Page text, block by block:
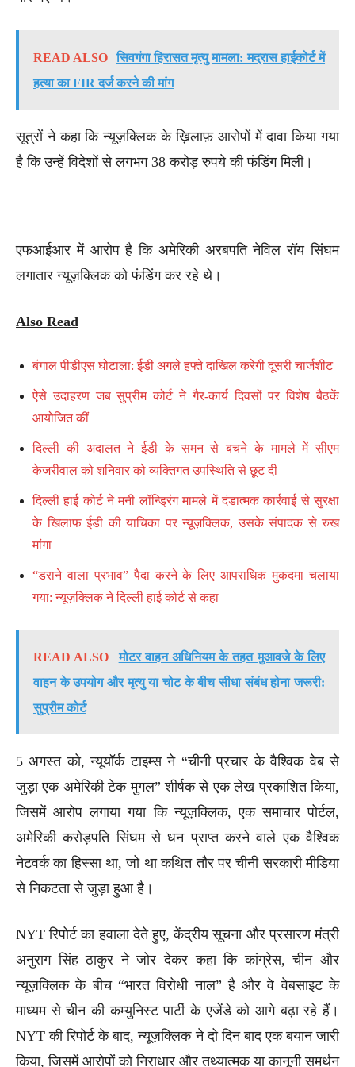
READ ALSO
सिवगंगा हिरासत मृत्यु मामला: मद्रास हाईकोर्ट में
हत्या का FIR दर्ज करने की मांग
सूत्रों ने कहा कि न्यूज़क्लिक के ख़िलाफ़ आरोपों में दावा किया गया
है कि उन्हें विदेशों से लगभग 38 करोड़ रुपये की फंडिंग मिली।
एफआईआर में आरोप है कि अमेरिकी अरबपति नेविल रॉय सिंघम
लगातार न्यूज़क्लिक को फंडिंग कर रहे थे।
Also Read
बंगाल पीडीएस घोटाला: ईडी अगले हफ्ते दाखिल करेगी दूसरी चार्जशीट
ऐसे उदाहरण जब सुप्रीम कोर्ट ने गैर-कार्य दिवसों पर विशेष बैठकें
आयोजित कीं
दिल्ली की अदालत ने ईडी के समन से बचने के मामले में सीएम
केजरीवाल को शनिवार को व्यक्तिगत उपस्थिति से छूट दी
दिल्ली हाई कोर्ट ने मनी लॉन्ड्रिंग मामले में दंडात्मक कार्रवाई से सुरक्षा
के खिलाफ ईडी की याचिका पर न्यूज़क्लिक, उसके संपादक से रुख
मांगा
“डराने वाला प्रभाव” पैदा करने के लिए आपराधिक मुकदमा चलाया
गया: न्यूज़क्लिक ने दिल्ली हाई कोर्ट से कहा
READ ALSO
मोटर वाहन अधिनियम के तहत मुआवजे के लिए
वाहन के उपयोग और मृत्यु या चोट के बीच सीधा संबंध होना जरूरी:
सुप्रीम कोर्ट
5 अगस्त को, न्यूयॉर्क टाइम्स ने “चीनी प्रचार के वैश्विक वेब से
जुड़ा एक अमेरिकी टेक मुगल” शीर्षक से एक लेख प्रकाशित किया,
जिसमें आरोप लगाया गया कि न्यूज़क्लिक, एक समाचार पोर्टल,
अमेरिकी करोड़पति सिंघम से धन प्राप्त करने वाले एक वैश्विक
नेटवर्क का हिस्सा था, जो था कथित तौर पर चीनी सरकारी मीडिया
से निकटता से जुड़ा हुआ है।
NYT रिपोर्ट का हवाला देते हुए, केंद्रीय सूचना और प्रसारण मंत्री
अनुराग सिंह ठाकुर ने जोर देकर कहा कि कांग्रेस, चीन और
न्यूज़क्लिक के बीच “भारत विरोधी नाल” है और वे वेबसाइट के
माध्यम से चीन की कम्युनिस्ट पार्टी के एजेंडे को आगे बढ़ा रहे हैं।
NYT की रिपोर्ट के बाद, न्यूज़क्लिक ने दो दिन बाद एक बयान जारी
किया, जिसमें आरोपों को निराधार और तथ्यात्मक या कानूनी समर्थन